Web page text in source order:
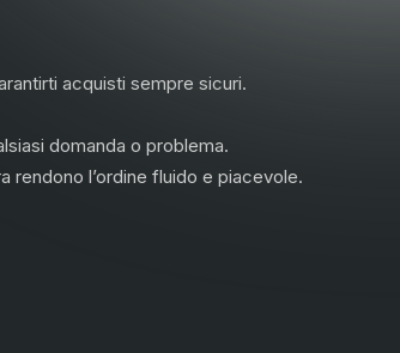
acquisti sempre sicuri.
domanda o problema.
l’ordine fluido e piacevole.